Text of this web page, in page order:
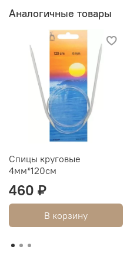
Аналогичные товары
Спицы круговые
4мм*120см
460 ₽
В корзину